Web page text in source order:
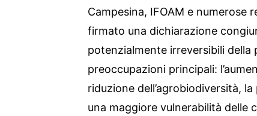
Campesina, IFOAM e numerose
firmato una dichiarazione
potenzialmente irreversibili della
preoccupazioni principali:
riduzione dell’agrobiodiversità,
una maggiore vulnerabilità delle